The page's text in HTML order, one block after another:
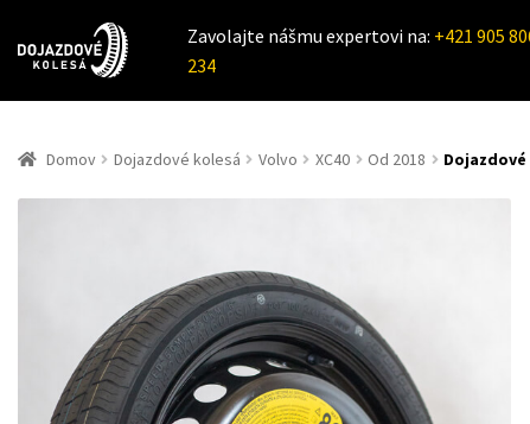
Zavolajte nášmu expertovi na: +421 905
234
Domov Dojazdové kolesá Volvo XC40 Od 2018 Dojazdové